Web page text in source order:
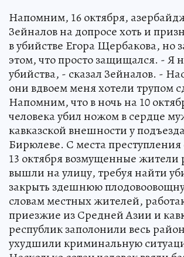
Напомним, 16 октября,
Зейналов на допросе хоть и
в убийстве Егора Щербакова, но
этом, что просто защищался. - Я
убийства, - сказал Зейналов. -
они вдвоем меня хотели трупом
Напомним, что в ночь на 10
человека убил ножом в сердце
кавказской внешности у
Бирюлеве. С места преступления
13 октября возмущенные жители
вышли на улицу, требуя найти
закрыть здешнюю
словам местных жителей,
приезжие из Средней Азии и
республик заполонили весь
ухудшили криминальную